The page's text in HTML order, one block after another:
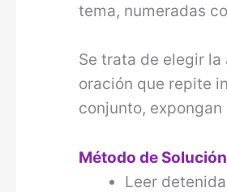
tema, numeradas
Se trata de elegir
oración que repite
conjunto,
Método de Solución
Leer